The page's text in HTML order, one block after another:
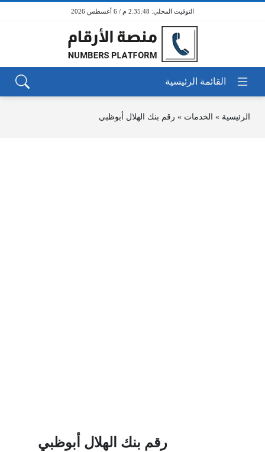
2:35:48 م / 6 أغسطس 2026
الرئيسية » الخدمات » رقم بنك الهلال أبوظبي
رقم بنك الهلال أبوظبي